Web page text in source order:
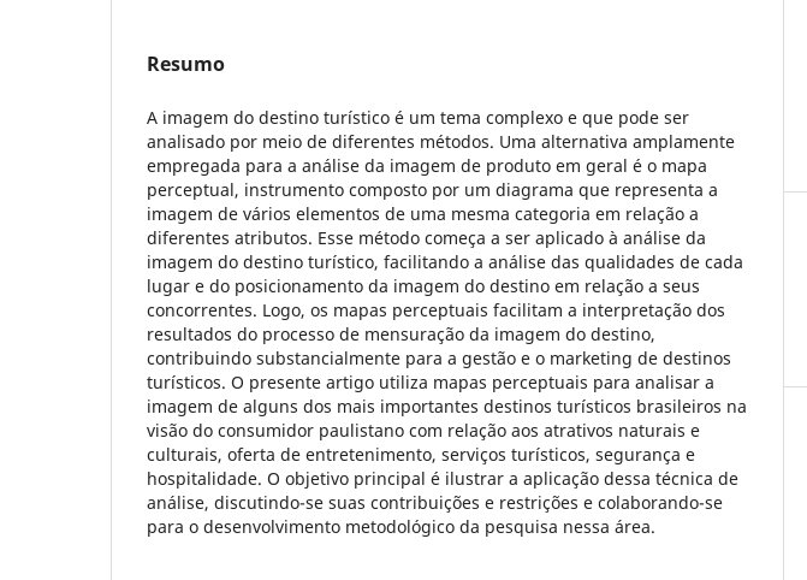
Resumo
A imagem do destino turístico é um tema complexo e que pode ser
analisado por meio de diferentes métodos. Uma alternativa amplamente
empregada para a análise da imagem de produto em geral é o mapa
perceptual, instrumento composto por um diagrama que representa a
imagem de vários elementos de uma mesma categoria em relação a
diferentes atributos. Esse método começa a ser aplicado à análise da
imagem do destino turístico, facilitando a análise das qualidades de cada
lugar e do posicionamento da imagem do destino em relação a seus
concorrentes. Logo, os mapas perceptuais facilitam a interpretação dos
resultados do processo de mensuração da imagem do destino,
contribuindo substancialmente para a gestão e o marketing de destinos
turísticos. O presente artigo utiliza mapas perceptuais para analisar a
imagem de alguns dos mais importantes destinos turísticos brasileiros na
visão do consumidor paulistano com relação aos atrativos naturais e
culturais, oferta de entretenimento, serviços turísticos, segurança e
hospitalidade. O objetivo principal é ilustrar a aplicação dessa técnica de
análise, discutindo-se suas contribuições e restrições e colaborando-se
para o desenvolvimento metodológico da pesquisa nessa área.